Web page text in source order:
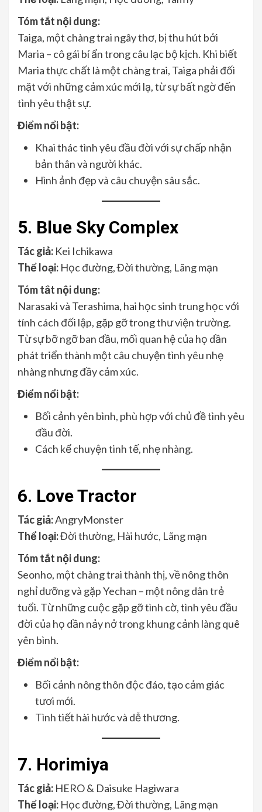
Tóm tắt nội dung:
Taiga, một chàng trai ngây thơ, bị thu hút bởi
Maria – cô gái bí ẩn trong câu lạc bộ kịch. Khi biết
Maria thực chất là một chàng trai, Taiga phải đối
mặt với những cảm xúc mới lạ, từ sự bất ngờ đến
tình yêu thật sự.
Điểm nổi bật:
Khai thác tình yêu đầu đời với sự chấp nhận
bản thân và người khác.
Hình ảnh đẹp và câu chuyện sâu sắc.
5. Blue Sky Complex
Tác giả: Kei Ichikawa
Thể loại: Học đường, Đời thường, Lãng mạn
Tóm tắt nội dung:
Narasaki và Terashima, hai học sinh trung học với
tính cách đối lập, gặp gỡ trong thư viện trường.
Từ sự bỡ ngỡ ban đầu, mối quan hệ của họ dần
phát triển thành một câu chuyện tình yêu nhẹ
nhàng nhưng đầy cảm xúc.
Điểm nổi bật:
Bối cảnh yên bình, phù hợp với chủ đề tình yêu
đầu đời.
Cách kể chuyện tinh tế, nhẹ nhàng.
6. Love Tractor
Tác giả:AngryMonster
Thể loại:Đời thường, Hài hước, Lãng mạn
Tóm tắt nội dung:
Seonho, một chàng trai thành thị, về nông thôn
nghỉ dưỡng và gặp Yechan – một nông dân trẻ
tuổi. Từ những cuộc gặp gỡ tình cờ, tình yêu đầu
đời của họ dần nảy nở trong khung cảnh làng quê
yên bình.
Điểm nổi bật:
Bối cảnh nông thôn độc đáo, tạo cảm giác
tươi mới.
Tình tiết hài hước và dễ thương.
7. Horimiya
Tác giả: HERO & Daisuke Hagiwara
Thể loại: Học đường, Đời thường, Lãng mạn